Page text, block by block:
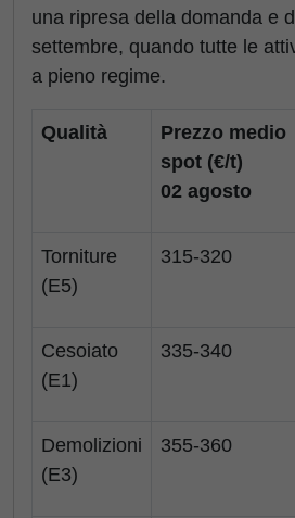
una ripresa della domanda e
settembre, quando tutte le
a pieno regime.
Qualità
Prezzo medio
spot (€/t)
02 agosto
Torniture
(E5)
315-320
Cesoiato
(E1)
335-340
Demolizioni
(E3)
355-360